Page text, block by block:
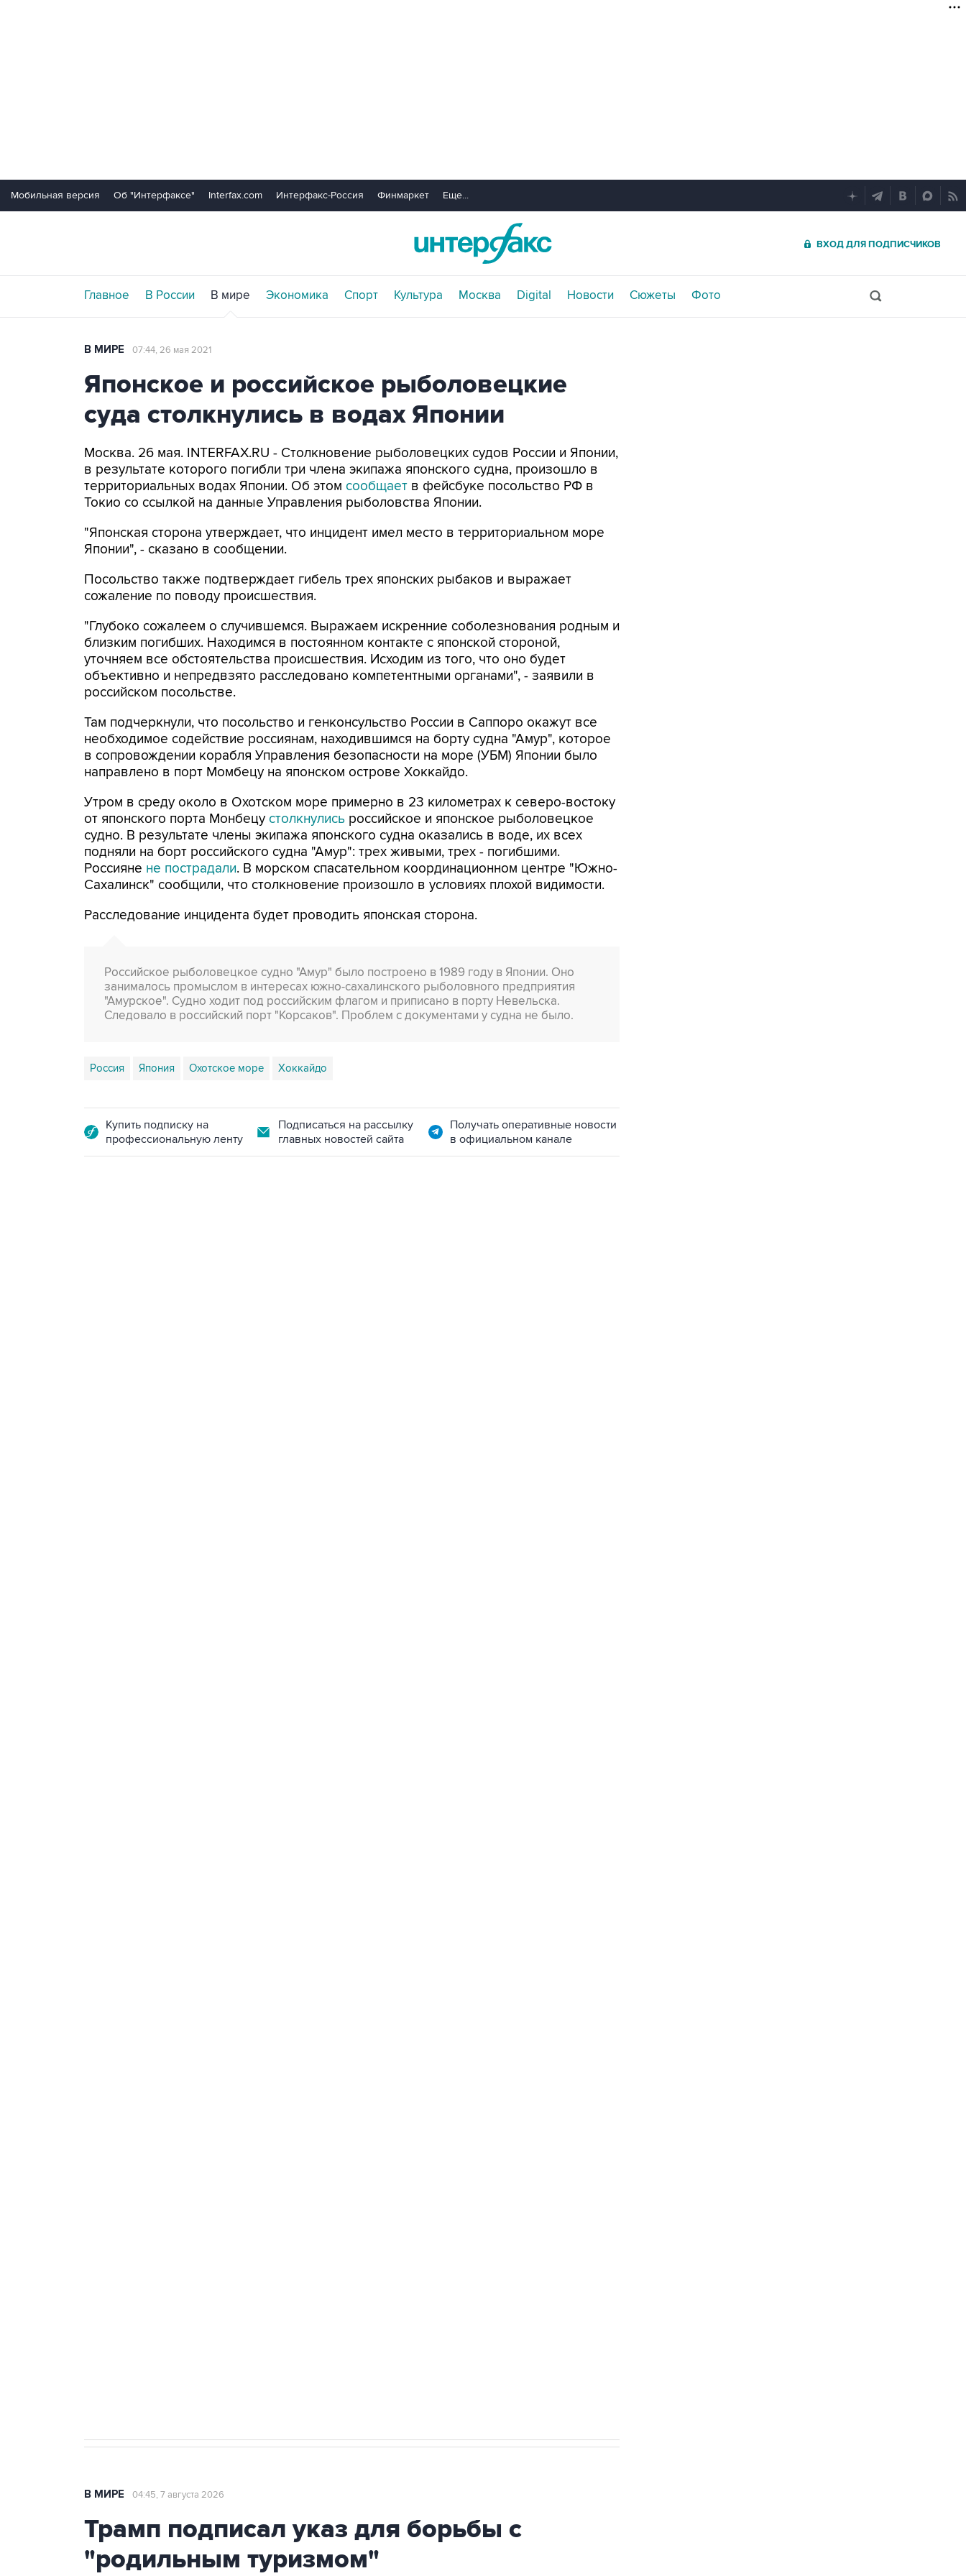
Мобильная версия Об "Интерфаксе" Interfax.com Интерфакс-Россия Финмаркет Еще...
ВХОД ДЛЯ ПОДПИСЧИКОВ
Главное В России В мире Экономика Спорт Культура Москва Digital Новости Сюжеты Фото
В МИРЕ 07:44, 26 мая 2021
Японское и российское рыболовецкие
суда столкнулись в водах Японии
Москва. 26 мая. INTERFAX.RU - Столкновение рыболовецких судов России и Японии,
в результате которого погибли три члена экипажа японского судна, произошло в
территориальных водах Японии. Об этом сообщает в фейсбуке посольство РФ в
Токио со ссылкой на данные Управления рыболовства Японии.
"Японская сторона утверждает, что инцидент имел место в территориальном море
Японии", - сказано в сообщении.
Посольство также подтверждает гибель трех японских рыбаков и выражает
сожаление по поводу происшествия.
"Глубоко сожалеем о случившемся. Выражаем искренние соболезнования родным и
близким погибших. Находимся в постоянном контакте с японской стороной,
уточняем все обстоятельства происшествия. Исходим из того, что оно будет
объективно и непредвзято расследовано компетентными органами", - заявили в
российском посольстве.
Там подчеркнули, что посольство и генконсульство России в Саппоро окажут все
необходимое содействие россиянам, находившимся на борту судна "Амур", которое
в сопровождении корабля Управления безопасности на море (УБМ) Японии было
направлено в порт Момбецу на японском острове Хоккайдо.
Утром в среду около в Охотском море примерно в 23 километрах к северо-востоку
от японского порта Монбецу столкнулись российское и японское рыболовецкое
судно. В результате члены экипажа японского судна оказались в воде, их всех
подняли на борт российского судна "Амур": трех живыми, трех - погибшими.
Россияне не пострадали. В морском спасательном координационном центре "Южно-
Сахалинск" сообщили, что столкновение произошло в условиях плохой видимости.
Расследование инцидента будет проводить японская сторона.
Российское рыболовецкое судно "Амур" было построено в 1989 году в Японии. Оно
занималось промыслом в интересах южно-сахалинского рыболовного предприятия
"Амурское". Судно ходит под российским флагом и приписано в порту Невельска.
Следовало в российский порт "Корсаков". Проблем с документами у судна не было.
Россия Япония Охотское море Хоккайдо
Купить подписку на
профессиональную ленту
Подписаться на рассылку
главных новостей сайта
Получать оперативные новости
в официальном канале
В МИРЕ 04:45, 7 августа 2026
Трамп подписал указ для борьбы с
"родильным туризмом"